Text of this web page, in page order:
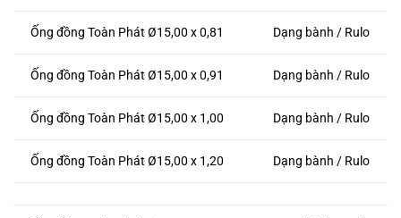
Ống đồng Toàn Phát Ø15,00 x 0,81 Dạng bành / Rulo
Ống đồng Toàn Phát Ø15,00 x 0,91 Dạng bành / Rulo
Ống đồng Toàn Phát Ø15,00 x 1,00 Dạng bành / Rulo
Ống đồng Toàn Phát Ø15,00 x 1,20 Dạng bành / Rulo